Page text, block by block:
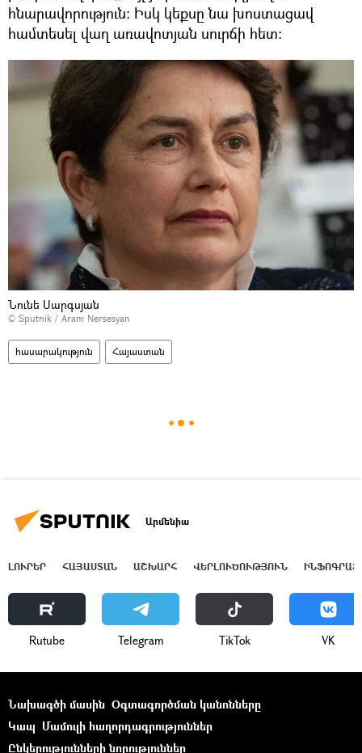
հնարավորություն։ Իսկ կեքսը նա խոստացավ
համտեսել վաղ առավոտյան սուրճի հետ։
Նունե Սարգսյան
© Sputnik / Aram Nersesyan
հասարակություն Հայաստան
Արմենիա
ԼՈՒՐԵՐ ՀԱՅԱՍՏԱՆ ԱՇԽԱՐՀ ՎԵՐԼՈՒԾՈՒԹՅՈՒՆ
Rutube Telegram ТikТоk VK
Նախագծի մասին Օգտագործման կանոնները
Կապ Մամուլի հաղորդագրություններ
Ընկերությունների նորություններ